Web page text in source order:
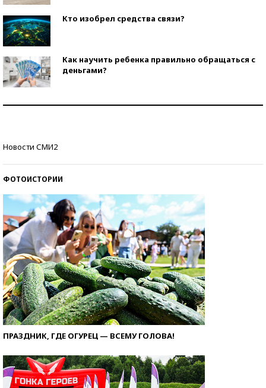
Кто изобрел средства связи?
Как научить ребенка правильно обращаться с
деньгами?
Новости СМИ2
ФОТОИСТОРИИ
ПРАЗДНИК, ГДЕ ОГУРЕЦ — ВСЕМУ ГОЛОВА!